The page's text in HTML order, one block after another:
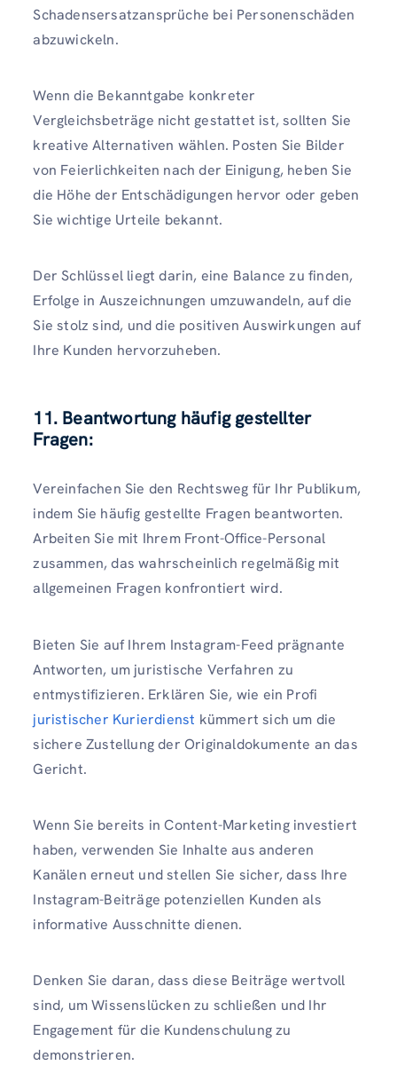
Schadensersatzansprüche bei Personenschäden
abzuwickeln.
Wenn die Bekanntgabe konkreter
Vergleichsbeträge nicht gestattet ist, sollten Sie
kreative Alternativen wählen. Posten Sie Bilder
von Feierlichkeiten nach der Einigung, heben Sie
die Höhe der Entschädigungen hervor oder geben
Sie wichtige Urteile bekannt.
Der Schlüssel liegt darin, eine Balance zu finden,
Erfolge in Auszeichnungen umzuwandeln, auf die
Sie stolz sind, und die positiven Auswirkungen auf
Ihre Kunden hervorzuheben.
11. Beantwortung häufig gestellter
Fragen:
Vereinfachen Sie den Rechtsweg für Ihr Publikum,
indem Sie häufig gestellte Fragen beantworten.
Arbeiten Sie mit Ihrem Front-Office-Personal
zusammen, das wahrscheinlich regelmäßig mit
allgemeinen Fragen konfrontiert wird.
Bieten Sie auf Ihrem Instagram-Feed prägnante
Antworten, um juristische Verfahren zu
entmystifizieren. Erklären Sie, wie ein Profi
juristischer Kurierdienst kümmert sich um die
sichere Zustellung der Originaldokumente an das
Gericht.
Wenn Sie bereits in Content-Marketing investiert
haben, verwenden Sie Inhalte aus anderen
Kanälen erneut und stellen Sie sicher, dass Ihre
Instagram-Beiträge potenziellen Kunden als
informative Ausschnitte dienen.
Denken Sie daran, dass diese Beiträge wertvoll
sind, um Wissenslücken zu schließen und Ihr
Engagement für die Kundenschulung zu
demonstrieren.